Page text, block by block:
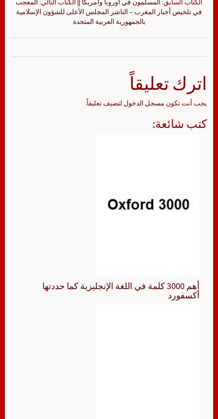
الكتاب السابق: المسلمون في أوروبا وأمريكا || الكتاب التالي: المعجب
في تلخيص أخبار المغرب – الناشر المجلس الأعلى للشؤون الإسلامية
بالجمهورية العربية المتحدة
اترك تعليقاً
يجب أنت تكون مسجل الدخول لتضيف تعليقاً.
كتب شائعة:
أهم 3000 كلمة في اللغة الإنجليزية كما حددتها
أكسفورد